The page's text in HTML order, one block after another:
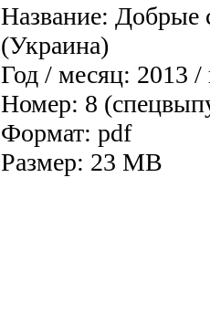
Название: Добрые
(Украина)
Год / месяц: 2013
Номер: 8
Формат: pdf
Размер: 23 MB